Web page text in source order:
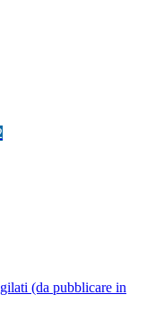
(da pubblicare in